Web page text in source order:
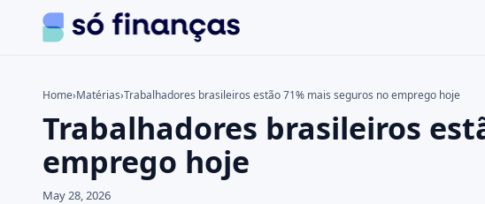
Search the site
Press Enter to search or ESC to close.
Home›Matérias›Trabalhadores brasileiros estão 71% mais seguros no emprego hoje
Trabalhadores brasileiros
emprego hoje
May 28, 2026